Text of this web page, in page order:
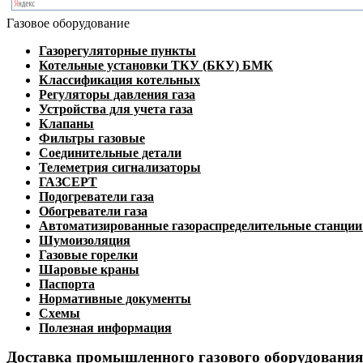
Газовое оборудование
Газорегуляторные пункты
Котельные установки ТКУ (БКУ) БМК
Классификация котельных
Регуляторы давления газа
Устройства для учета газа
Клапаны
Фильтры газовые
Соединительные детали
Телеметрия сигнализаторы
ГАЗСЕРТ
Подогреватели газа
Обогреватели газа
Автоматизированные газораспределительные
Шумоизоляция
Газовые горелки
Шаровые краны
Паспорта
Нормативные документы
Схемы
Полезная информация
Доставка промышленного газового оборудования